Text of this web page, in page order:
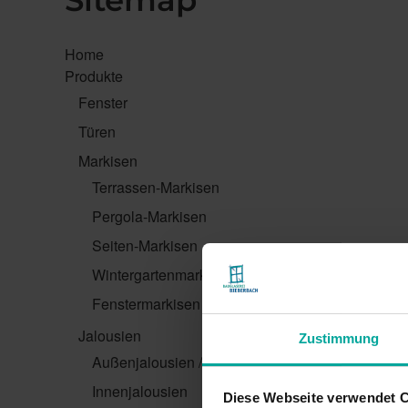
Zustimmung
Diese Webseite verwendet
Home
Produkte
Fenster
Türen
Markisen
Terrassen-Markisen
Pergola-Markisen
Seiten-Markisen
Wintergartenmarkisen
Fenstermarkisen
Jalousien
Außenjalousien / Raffstoren
Innenjalousien